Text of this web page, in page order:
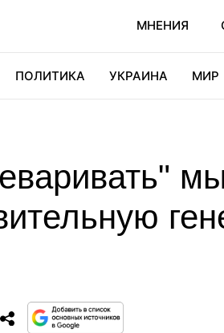
МНЕНИЯ
ПОЛИТИКА УКРАИНА МИР